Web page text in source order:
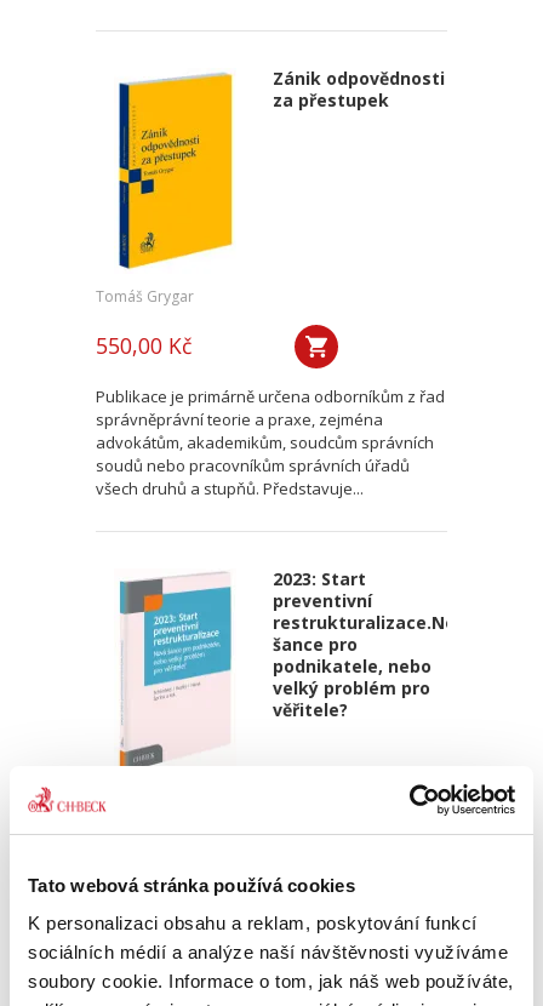
Tato webová stránka používá cookies
K personalizaci obsahu a reklam, poskytování funkcí
sociálních médií a analýze naší návštěvnosti využíváme
soubory cookie. Informace o tom, jak náš web používáte,
Zánik odpovědnosti
za přestupek
Tomáš Grygar
550,00 Kč
Publikace je primárně určena odborníkům z řad
správněprávní teorie a praxe, zejména
advokátům, akademikům, soudcům správních
soudů nebo pracovníkům správních úřadů
všech druhů a stupňů. Představuje...
2023: Start
preventivní
restrukturalizace.Nová
šance pro
podnikatele, nebo
velký problém pro
věřitele?
Jaroslav Schönfeld Bohumil Havel,Petr Sprinz,a
V názvu publikace „2023: Start preventivní
restrukturalizace. Nová šance pro podnikatele,
nebo velký problém pro věřitele?“ je ve
skutečnosti důležitější druhá část názvu titulu.
Kolektiv autorů...